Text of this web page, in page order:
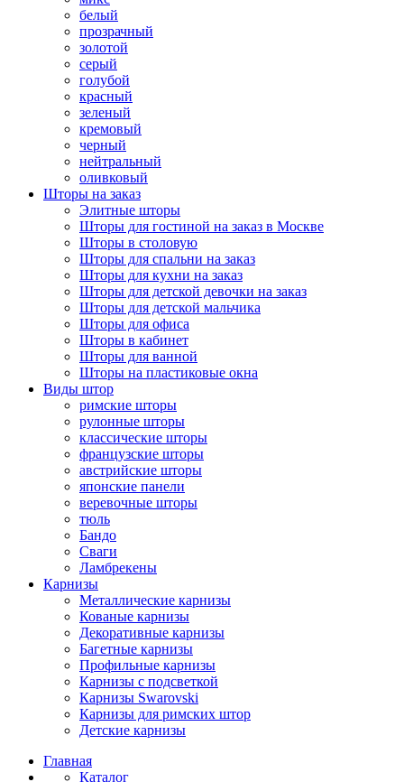
белый
прозрачный
золотой
серый
голубой
красный
зеленый
кремовый
черный
нейтральный
оливковый
Шторы на заказ
Элитные шторы
Шторы для гостиной на заказ в Москве
Шторы в столовую
Шторы для спальни на заказ
Шторы для кухни на заказ
Шторы для детской девочки на заказ
Шторы для детской мальчика
Шторы для офиса
Шторы в кабинет
Шторы для ванной
Шторы на пластиковые окна
Виды штор
римские шторы
рулонные шторы
классические шторы
французские шторы
австрийские шторы
японские панели
веревочные шторы
тюль
Бандо
Сваги
Ламбрекены
Карнизы
Металлические карнизы
Кованые карнизы
Декоративные карнизы
Багетные карнизы
Профильные карнизы
Карнизы с подсветкой
Карнизы Swarovski
Карнизы для римских штор
Детские карнизы
Главная
Каталог